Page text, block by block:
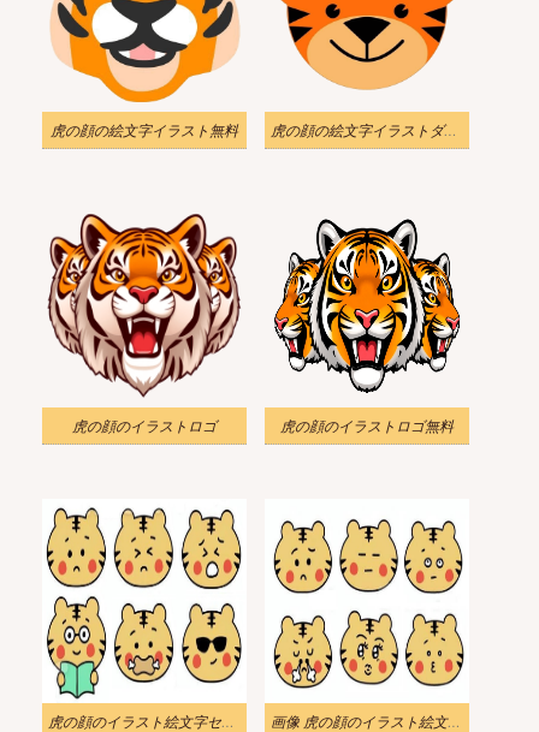
虎の顔の絵文字イラスト無料 虎の顔の絵文字イラストダウンロード
虎の顔のイラストロゴ 虎の顔のイラストロゴ無料
虎の顔のイラスト絵文字セットをダウンロード 画像 虎の顔のイラスト絵文字のセット